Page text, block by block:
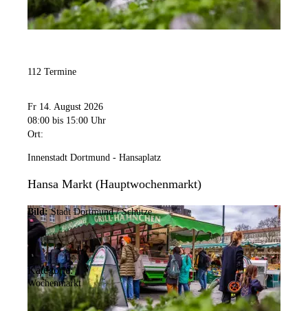
112 Termine
Fr 14. August 2026
08:00 bis 15:00 Uhr
Ort:
Innenstadt Dortmund - Hansaplatz
Hansa Markt (Hauptwochenmarkt)
Bild: Stadt Dortmund / Schütze
Kategorie:
Wochenmarkt